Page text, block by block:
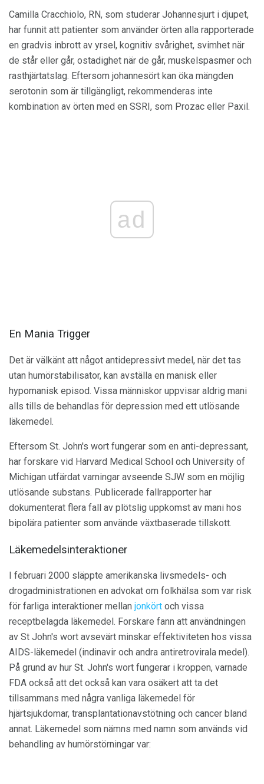
Camilla Cracchiolo, RN, som studerar Johannesjurt i djupet,
har funnit att patienter som använder örten alla rapporterade
en gradvis inbrott av yrsel, kognitiv svårighet, svimhet när
de står eller går, ostadighet när de går, muskelspasmer och
rasthjärtatslag. Eftersom johannesört kan öka mängden
serotonin som är tillgängligt, rekommenderas inte
kombination av örten med en SSRI, som Prozac eller Paxil.
ad
En Mania Trigger
Det är välkänt att något antidepressivt medel, när det tas
utan humörstabilisator, kan avställa en manisk eller
hypomanisk episod. Vissa människor uppvisar aldrig mani
alls tills de behandlas för depression med ett utlösande
läkemedel.
Eftersom St. John's wort fungerar som en anti-depressant,
har forskare vid Harvard Medical School och University of
Michigan utfärdat varningar avseende SJW som en möjlig
utlösande substans. Publicerade fallrapporter har
dokumenterat flera fall av plötslig uppkomst av mani hos
bipolära patienter som använde växtbaserade tillskott.
Läkemedelsinteraktioner
I februari 2000 släppte amerikanska livsmedels- och
drogadministrationen en advokat om folkhälsa som var risk
för farliga interaktioner mellan jonkört och vissa
receptbelagda läkemedel. Forskare fann att användningen
av St John's wort avsevärt minskar effektiviteten hos vissa
AIDS-läkemedel (indinavir och andra antiretrovirala medel).
På grund av hur St. John's wort fungerar i kroppen, varnade
FDA också att det också kan vara osäkert att ta det
tillsammans med några vanliga läkemedel för
hjärtsjukdomar, transplantationavstötning och cancer bland
annat. Läkemedel som nämns med namn som används vid
behandling av humörstörningar var: